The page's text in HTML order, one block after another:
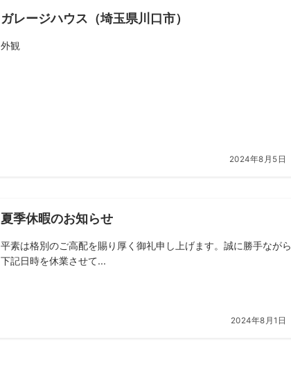
ガレージハウス（埼玉県川口市）
外観
2024年8月5日
夏季休暇のお知らせ
平素は格別のご高配を賜り厚く御礼申し上げます。誠に勝手ながら
下記日時を休業させて...
2024年8月1日